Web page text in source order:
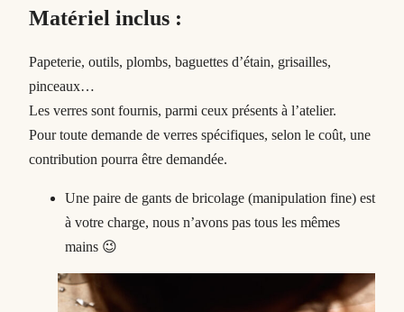
Matériel inclus :
Papeterie, outils, plombs, baguettes d’étain, grisailles,
pinceaux…
Les verres sont fournis, parmi ceux présents à l’atelier.
Pour toute demande de verres spécifiques, selon le coût, une
contribution pourra être demandée.
Une paire de gants de bricolage (manipulation fine) est
à votre charge, nous n’avons pas tous les mêmes
mains 😉